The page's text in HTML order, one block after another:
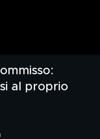
al proprio